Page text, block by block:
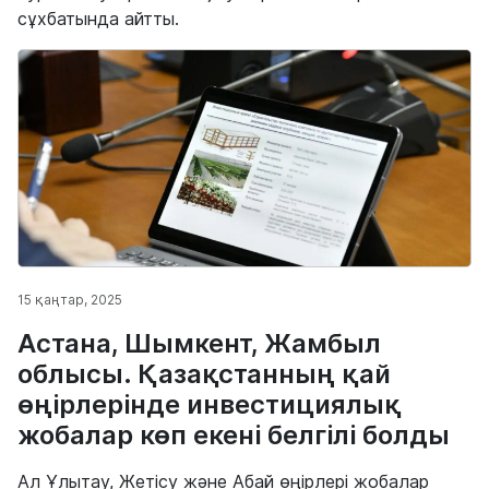
сұхбатында айтты.
15 қаңтар, 2025
Астана, Шымкент, Жамбыл
облысы. Қазақстанның қай
өңірлерінде инвестициялық
жобалар көп екені белгілі болды
Ал Ұлытау, Жетісу және Абай өңірлері жобалар